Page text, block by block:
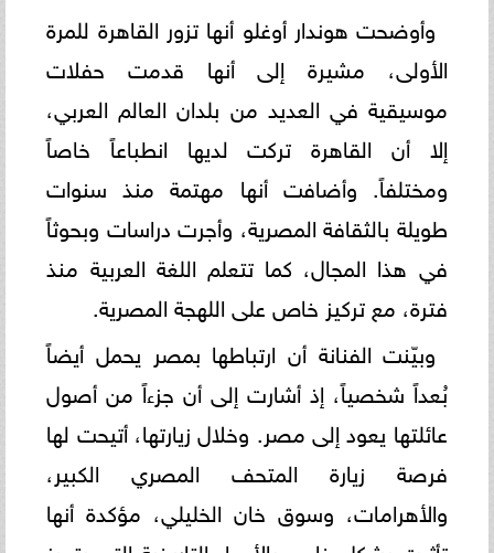
وأوضحت هوندار أوغلو أنها تزور القاهرة للمرة
الأولى، مشيرة إلى أنها قدمت حفلات
موسيقية في العديد من بلدان العالم العربي،
إلا أن القاهرة تركت لديها انطباعاً خاصاً
ومختلفاً. وأضافت أنها مهتمة منذ سنوات
طويلة بالثقافة المصرية، وأجرت دراسات وبحوثاً
في هذا المجال، كما تتعلم اللغة العربية منذ
فترة، مع تركيز خاص على اللهجة المصرية.
وبيّنت الفنانة أن ارتباطها بمصر يحمل أيضاً
بُعداً شخصياً، إذ أشارت إلى أن جزءاً من أصول
عائلتها يعود إلى مصر. وخلال زيارتها، أتيحت لها
فرصة زيارة المتحف المصري الكبير،
والأهرامات، وسوق خان الخليلي، مؤكدة أنها